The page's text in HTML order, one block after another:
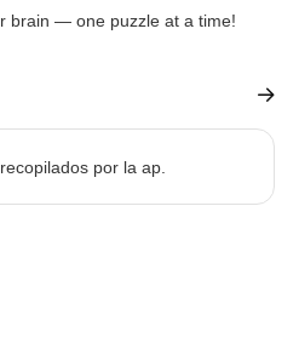
brain — one puzzle at a time!
por la ap.